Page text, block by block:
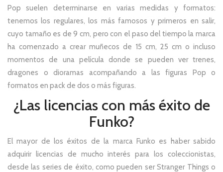
Pop suelen determinarse en varias medidas y formatos:
tenemos los regulares, los más famosos y primeros en salir,
cuyo tamaño es de 9 cm, pero con el paso del tiempo la marca
ha comenzado a crear muñecos de 15 cm, 25 cm o incluso
momentos de una película donde se pueden ver trenes,
dragones o dioramas acompañando a las figuras Pop o
formatos en pack de dos o más figuras.
¿Las licencias con más éxito de
Funko?
El mayor de los éxitos de la marca Funko es haber sabido
adquirir licencias de mucho interés para los coleccionistas,
desde las series de éxito, como pueden ser Stranger Things o